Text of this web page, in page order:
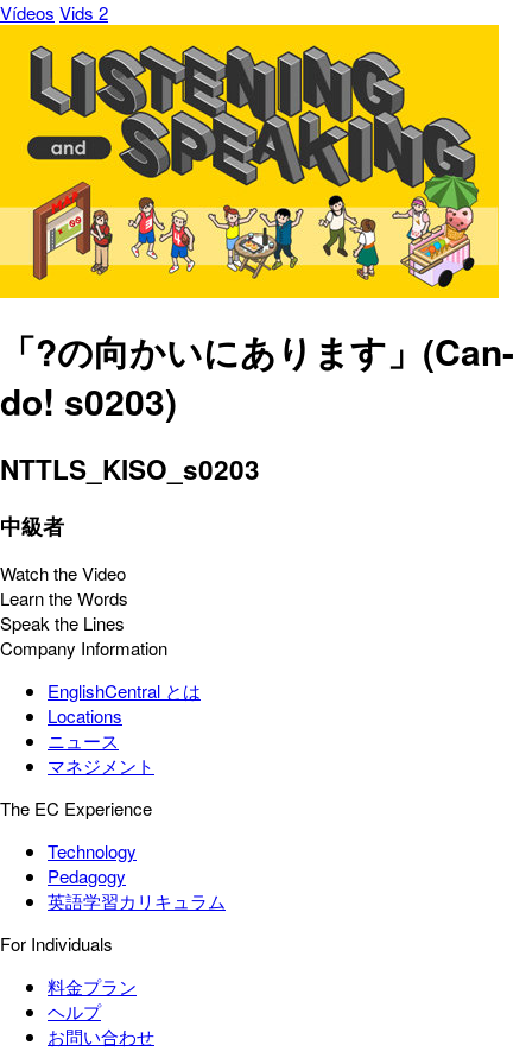
Vídeos Vids 2
「?の向かいにあります」(Can-
do! s0203)
NTTLS_KISO_s0203
中級者
Watch the Video
Learn the Words
Speak the Lines
Company Information
EnglishCentral とは
Locations
ニュース
マネジメント
The EC Experience
Technology
Pedagogy
英語学習カリキュラム
For Individuals
料金プラン
ヘルプ
お問い合わせ